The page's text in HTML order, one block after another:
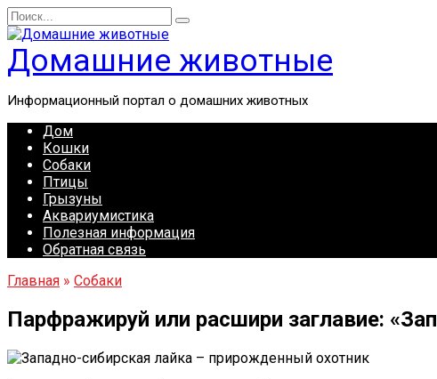
Перейти
к
содержанию
Search
for:
Домашние животные
Информационный портал о домашних животных
Дом
Кошки
Собаки
Птицы
Грызуны
Аквариумистика
Полезная информация
Обратная связь
Главная » Собаки
Парфражируй или расшири заглавие: